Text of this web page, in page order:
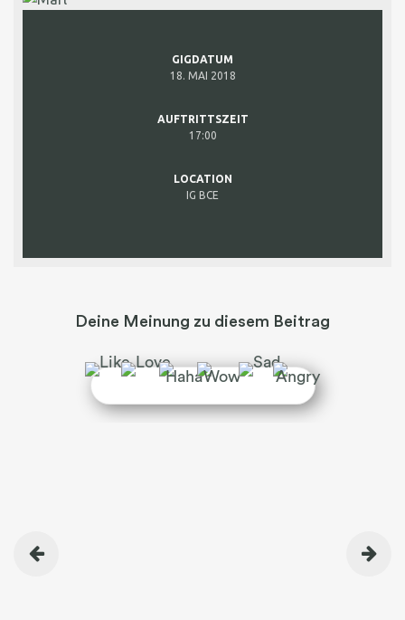
GIGDATUM
18. MAI 2018
AUFTRITTSZEIT
17:00
LOCATION
IG BCE
Deine Meinung zu diesem Beitrag
BEITRAGSNAVIGATION